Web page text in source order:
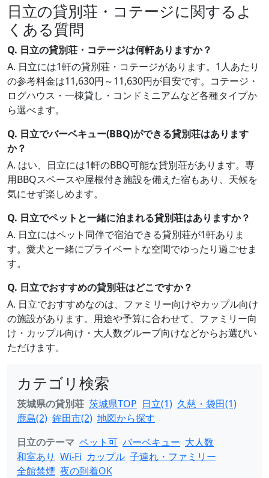
日立の貸別荘・コテージに関するよ
くある質問
Q. 日立の貸別荘・コテージは何軒ありますか？
A. 日立には1軒の貸別荘・コテージがあります。1人あたり
の参考料金は11,630円～11,630円が目安です。コテージ・
ログハウス・一棟貸し・コンドミニアムなど各種タイプか
ら選べます。
Q. 日立でバーベキュー(BBQ)ができる貸別荘はあります
か？
A. はい、日立には1軒のBBQ可能な貸別荘があります。専
用BBQスペースや屋根付き施設を備えた宿もあり、天候を
気にせず楽しめます。
Q. 日立でペットと一緒に泊まれる貸別荘はありますか？
A. 日立にはペット同伴で宿泊できる貸別荘が1軒ありま
す。愛犬と一緒にプライベートな空間でゆったり過ごせま
す。
Q. 日立でおすすめの貸別荘はどこですか？
A. 日立でおすすめなのは、ファミリー向けやカップル向け
の施設があります。用途や予算に合わせて、ファミリー向
け・カップル向け・大人数グループ向けなどからお選びい
ただけます。
カテゴリ検索
茨城県の貸別荘 茨城県TOP 日立(1) 久慈・袋田(1)
鹿島(2) 鉾田市(2) 地図から探す
日立のテーマ ペット可 バーベキュー 大人数
和室あり Wi-Fi カップル 子連れ・ファミリー
全館禁煙 夜の到着OK